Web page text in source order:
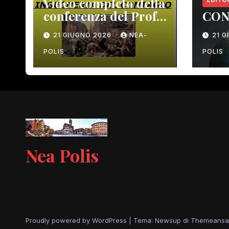
conferenza del Prof.
Macrì del 12 giugno
scorso
21 GIUGNO 2026 NEA-
POLIS
21
POLIS
Nea Polis
Proudly powered by WordPress Tema: Newsup di